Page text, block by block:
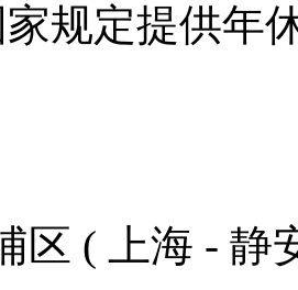
规定提供年
区 ( 上海 - 静